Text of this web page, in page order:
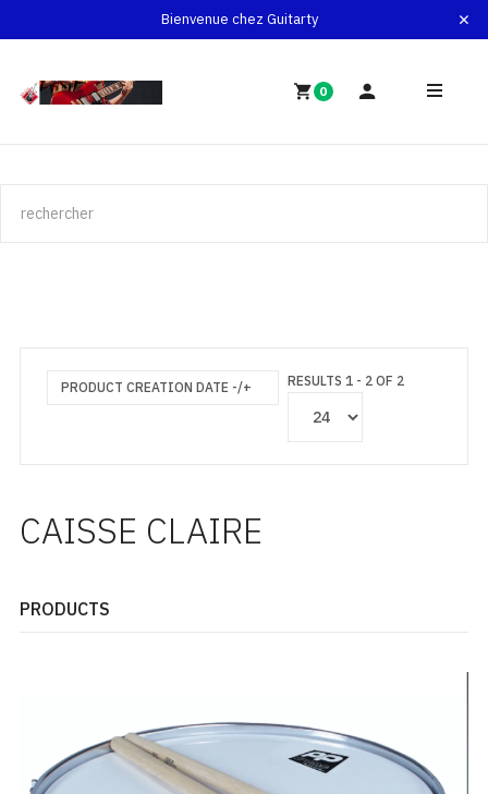
Bienvenue chez Guitarty
0
PRODUCT CREATION DATE -/+ RESULTS 1 - 2 OF 2
CAISSE CLAIRE
PRODUCTS